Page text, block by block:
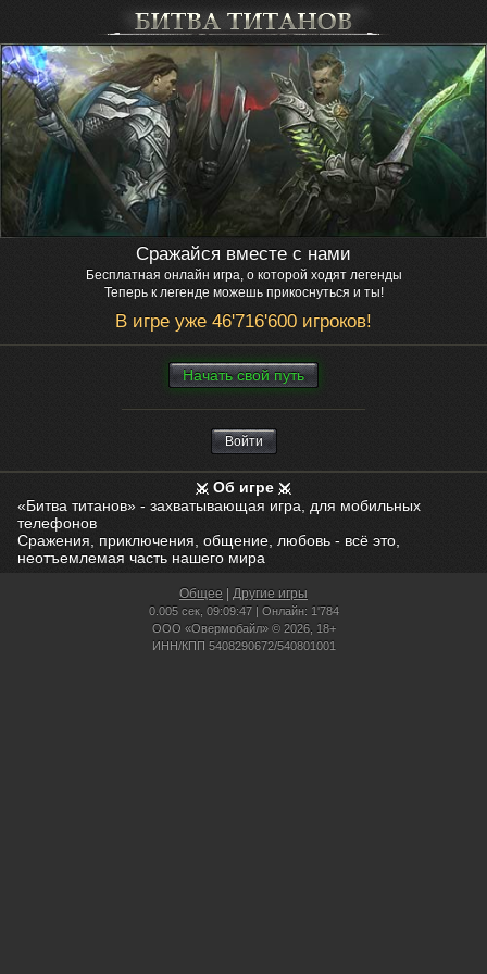
Сражайся вместе с нами
Бесплатная онлайн игра, о которой ходят легенды
Теперь к легенде можешь прикоснуться и ты!
В игре уже 46'716'600 игроков!
Нaчaть свой путь
Войти
Об игре
«Битва титанов» - захватывающая игра, для мобильных
телефонов
Сражения, приключения, общение, любовь - всё это,
неотъемлемая часть нашего мира
Общее Другие игры
0.005 сек, 09:09:47 | Онлайн: 1'784
ООО «Овермобайл» © 2026, 18+
ИНН/КПП 5408290672/540801001